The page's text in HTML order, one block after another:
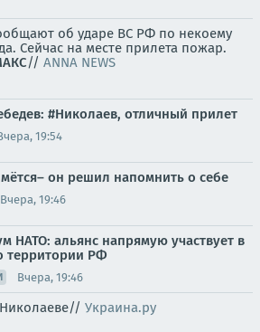
об ударе ВС РФ по некоему
Сейчас на месте прилета пожар.
// ANNA NEWS
#Николаев, отличный прилет
19:54
он решил напомнить о себе
Вчера, 19:46
НАТО: альянс напрямую участвует в
территории РФ
Вчера, 19:46
Украина.ру